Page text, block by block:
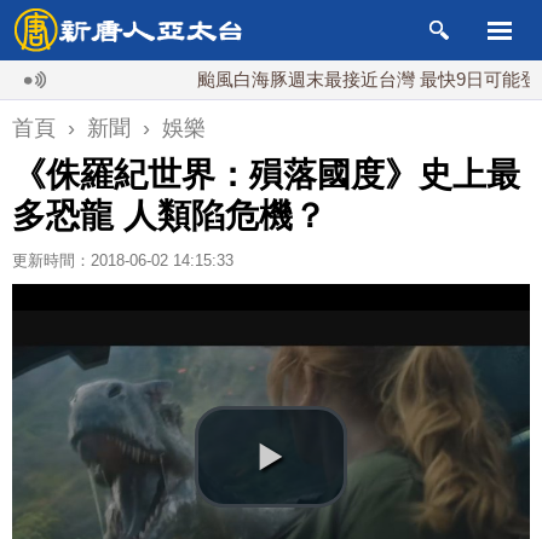
颱風白海豚週末最接近台灣 最快9日可能登陸中國
首頁 › 新聞 › 娛樂
《侏羅紀世界：殞落國度》史上最
多恐龍 人類陷危機？
更新時間：2018-06-02 14:15:33